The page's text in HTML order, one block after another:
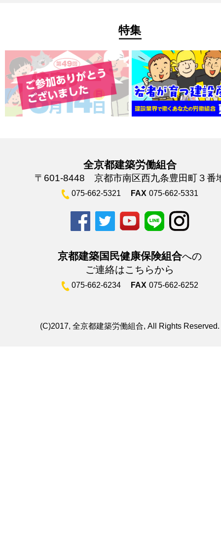
特集
全京都建築労働組合
〒601-8448 京都市南区西九条豊田町３番
075-662-5321 FAX 075-662-5331
京都建築国民健康保険組合への
ご連絡はこちらから
075-662-6234 FAX 075-662-6252
(C)2017, 全京都建築労働組合, All Rights Reserved.